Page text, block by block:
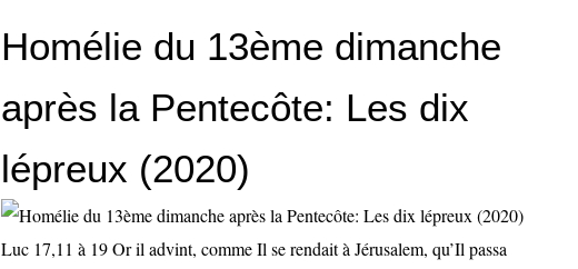
Homélie du 13ème dimanche
après la Pentecôte: Les dix
lépreux (2020)
Luc 17,11 à 19 Or il advint, comme Il se rendait à Jérusalem, qu’Il passa